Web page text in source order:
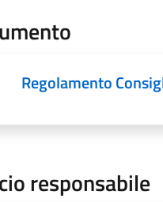
Regolamento
responsabile